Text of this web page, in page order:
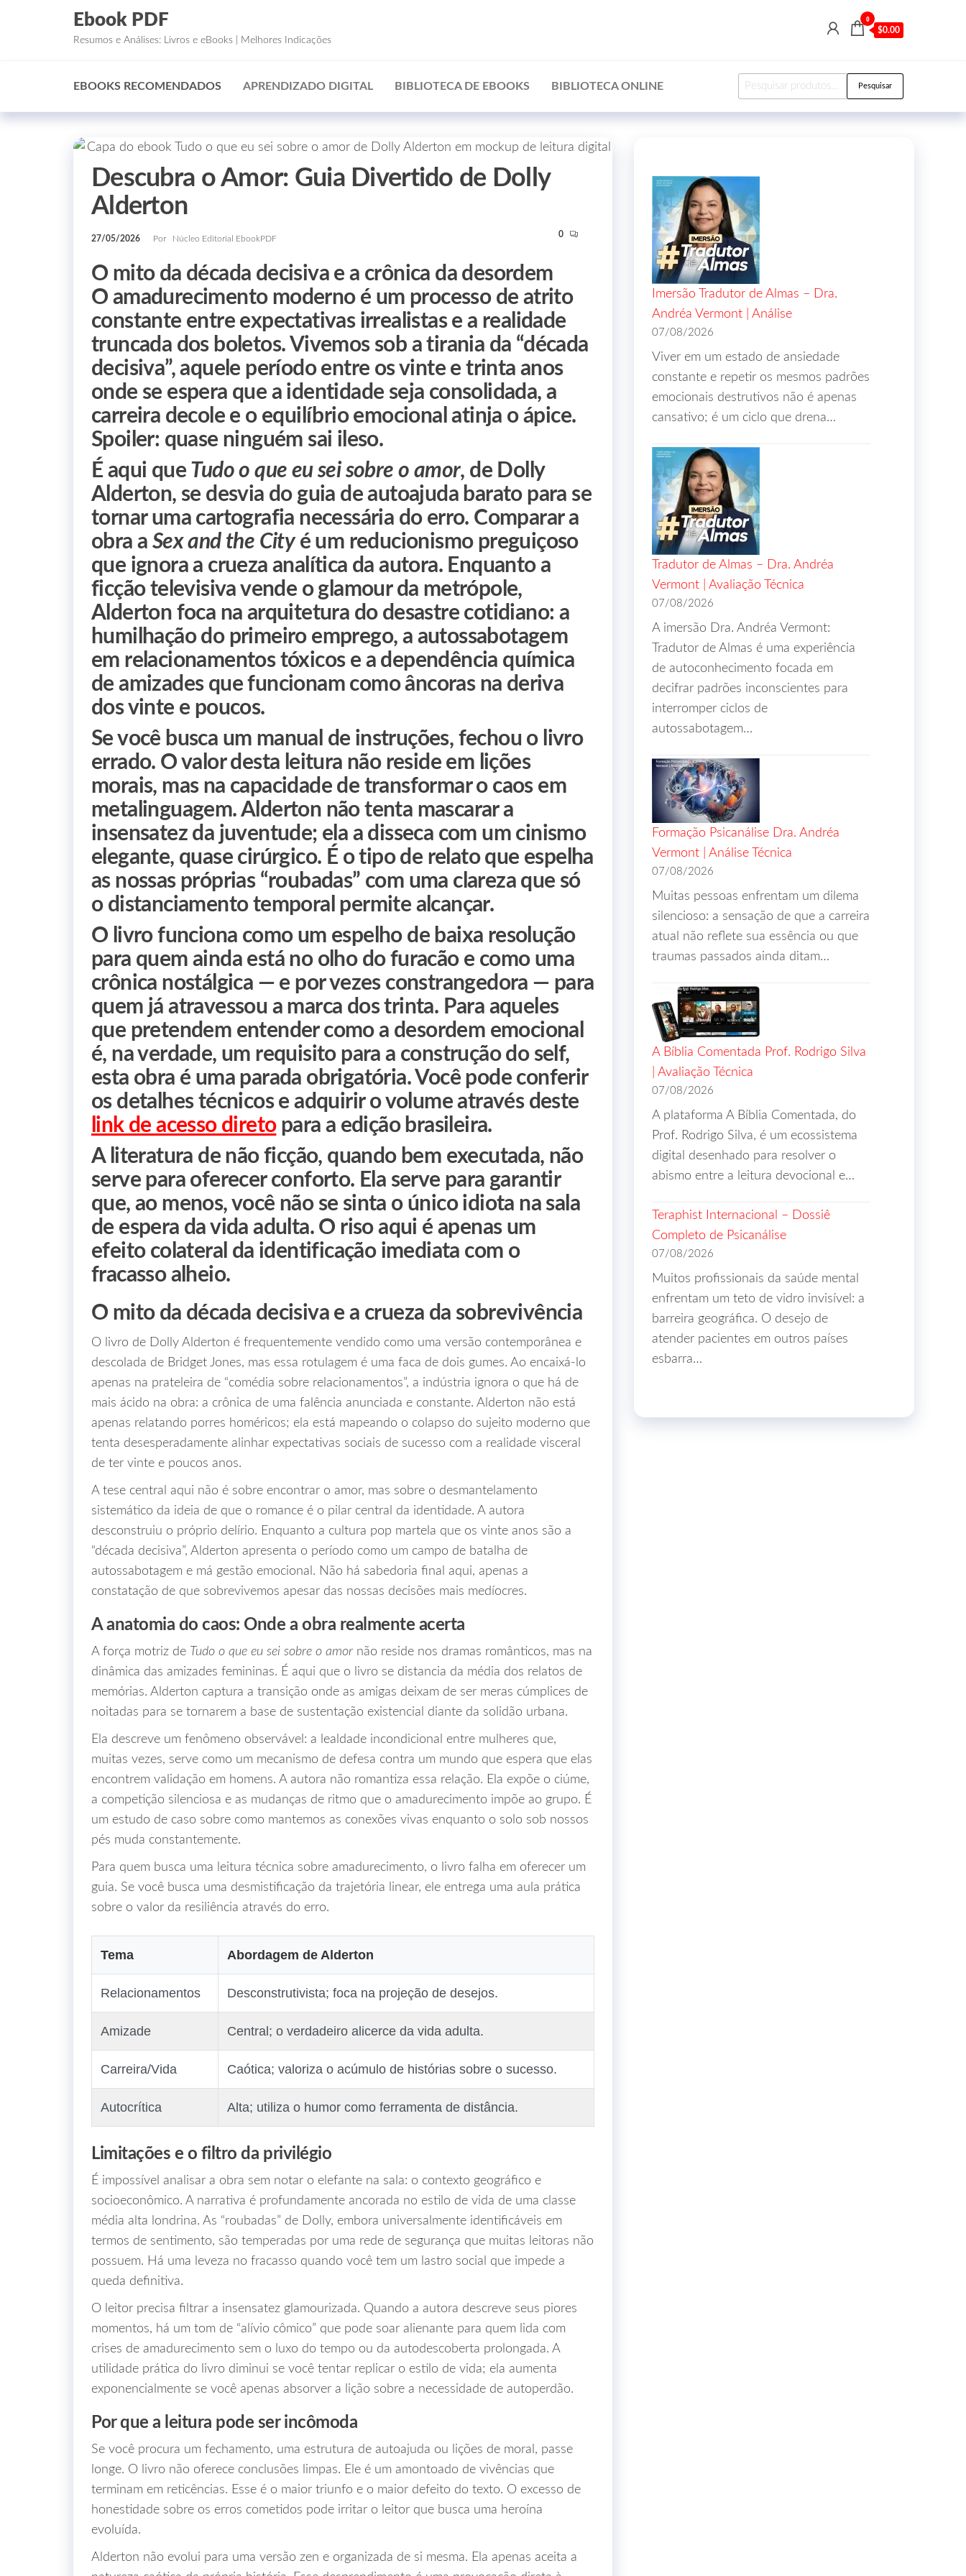
Ebook PDF
Resumos e Análises: Livros e eBooks | Melhores Indicações
0
$0.00
EBOOKS RECOMENDADOS APRENDIZADO DIGITAL BIBLIOTECA DE EBOOKS BIBLIOTECA ONLINE Pesquisar
Descubra o Amor: Guia Divertido de Dolly
Alderton
27/05/2026 Por Núcleo Editorial EbookPDF 0
O mito da década decisiva e a crônica da desordem
O amadurecimento moderno é um processo de atrito
constante entre expectativas irrealistas e a realidade
truncada dos boletos. Vivemos sob a tirania da “década
decisiva”, aquele período entre os vinte e trinta anos
onde se espera que a identidade seja consolidada, a
carreira decole e o equilíbrio emocional atinja o ápice.
Spoiler: quase ninguém sai ileso.
É aqui que Tudo o que eu sei sobre o amor, de Dolly
Alderton, se desvia do guia de autoajuda barato para se
tornar uma cartografia necessária do erro. Comparar a
obra a Sex and the Cityé um reducionismo preguiçoso
que ignora a crueza analítica da autora. Enquanto a
ficção televisiva vende o glamour da metrópole,
Alderton foca na arquitetura do desastre cotidiano: a
humilhação do primeiro emprego, a autossabotagem
em relacionamentos tóxicos e a dependência química
de amizades que funcionam como âncoras na deriva
dos vinte e poucos.
Se você busca um manual de instruções, fechou o livro
errado. O valor desta leitura não reside em lições
morais, mas na capacidade de transformar o caos em
metalinguagem. Alderton não tenta mascarar a
insensatez da juventude; ela a disseca com um cinismo
elegante, quase cirúrgico. É o tipo de relato que espelha
as nossas próprias “roubadas” com uma clareza que só
o distanciamento temporal permite alcançar.
O livro funciona como um espelho de baixa resolução
para quem ainda está no olho do furacão e como uma
crônica nostálgica — e por vezes constrangedora — para
quem já atravessou a marca dos trinta. Para aqueles
que pretendem entender como a desordem emocional
é, na verdade, um requisito para a construção do self,
esta obra é uma parada obrigatória. Você pode conferir
os detalhes técnicos e adquirir o volume através deste
link de acesso diretopara a edição brasileira.
A literatura de não ficção, quando bem executada, não
serve para oferecer conforto. Ela serve para garantir
que, ao menos, você não se sinta o único idiota na sala
de espera da vida adulta. O riso aqui é apenas um
efeito colateral da identificação imediata com o
fracasso alheio.
O mito da década decisiva e a crueza da sobrevivência
O livro de Dolly Alderton é frequentemente vendido como uma versão contemporânea e
descolada de Bridget Jones, mas essa rotulagem é uma faca de dois gumes. Ao encaixá-lo
apenas na prateleira de “comédia sobre relacionamentos”, a indústria ignora o que há de
mais ácido na obra: a crônica de uma falência anunciada e constante. Alderton não está
apenas relatando porres homéricos; ela está mapeando o colapso do sujeito moderno que
tenta desesperadamente alinhar expectativas sociais de sucesso com a realidade visceral
de ter vinte e poucos anos.
A tese central aqui não é sobre encontrar o amor, mas sobre o desmantelamento
sistemático da ideia de que o romance é o pilar central da identidade. A autora
desconstruiu o próprio delírio. Enquanto a cultura pop martela que os vinte anos são a
“década decisiva”, Alderton apresenta o período como um campo de batalha de
autossabotagem e má gestão emocional. Não há sabedoria final aqui, apenas a
constatação de que sobrevivemos apesar das nossas decisões mais medíocres.
A anatomia do caos: Onde a obra realmente acerta
A força motriz de Tudo o que eu sei sobre o amor não reside nos dramas românticos, mas na
dinâmica das amizades femininas. É aqui que o livro se distancia da média dos relatos de
memórias. Alderton captura a transição onde as amigas deixam de ser meras cúmplices de
noitadas para se tornarem a base de sustentação existencial diante da solidão urbana.
Ela descreve um fenômeno observável: a lealdade incondicional entre mulheres que,
muitas vezes, serve como um mecanismo de defesa contra um mundo que espera que elas
encontrem validação em homens. A autora não romantiza essa relação. Ela expõe o ciúme,
a competição silenciosa e as mudanças de ritmo que o amadurecimento impõe ao grupo. É
um estudo de caso sobre como mantemos as conexões vivas enquanto o solo sob nossos
pés muda constantemente.
Para quem busca uma leitura técnica sobre amadurecimento, o livro falha em oferecer um
guia. Se você busca uma desmistificação da trajetória linear, ele entrega uma aula prática
sobre o valor da resiliência através do erro.
Tema Abordagem de Alderton
Relacionamentos Desconstrutivista; foca na projeção de desejos.
Amizade Central; o verdadeiro alicerce da vida adulta.
Carreira/Vida Caótica; valoriza o acúmulo de histórias sobre o sucesso.
Autocrítica Alta; utiliza o humor como ferramenta de distância.
Limitações e o filtro da privilégio
É impossível analisar a obra sem notar o elefante na sala: o contexto geográfico e
socioeconômico. A narrativa é profundamente ancorada no estilo de vida de uma classe
média alta londrina. As “roubadas” de Dolly, embora universalmente identificáveis em
termos de sentimento, são temperadas por uma rede de segurança que muitas leitoras não
possuem. Há uma leveza no fracasso quando você tem um lastro social que impede a
queda definitiva.
O leitor precisa filtrar a insensatez glamourizada. Quando a autora descreve seus piores
momentos, há um tom de “alívio cômico” que pode soar alienante para quem lida com
crises de amadurecimento sem o luxo do tempo ou da autodescoberta prolongada. A
utilidade prática do livro diminui se você tentar replicar o estilo de vida; ela aumenta
exponencialmente se você apenas absorver a lição sobre a necessidade de autoperdão.
Por que a leitura pode ser incômoda
Se você procura um fechamento, uma estrutura de autoajuda ou lições de moral, passe
longe. O livro não oferece conclusões limpas. Ele é um amontoado de vivências que
terminam em reticências. Esse é o maior triunfo e o maior defeito do texto. O excesso de
honestidade sobre os erros cometidos pode irritar o leitor que busca uma heroína
evoluída.
Alderton não evolui para uma versão zen e organizada de si mesma. Ela apenas aceita a
Imersão Tradutor de Almas – Dra.
Andréa Vermont | Análise
07/08/2026
Viver em um estado de ansiedade
constante e repetir os mesmos padrões
emocionais destrutivos não é apenas
cansativo; é um ciclo que drena…
Tradutor de Almas – Dra. Andréa
Vermont | Avaliação Técnica
07/08/2026
A imersão Dra. Andréa Vermont:
Tradutor de Almas é uma experiência
de autoconhecimento focada em
decifrar padrões inconscientes para
interromper ciclos de
autossabotagem…
Formação Psicanálise Dra. Andréa
Vermont | Análise Técnica
07/08/2026
Muitas pessoas enfrentam um dilema
silencioso: a sensação de que a carreira
atual não reflete sua essência ou que
traumas passados ainda ditam…
A Bíblia Comentada Prof. Rodrigo Silva
| Avaliação Técnica
07/08/2026
A plataforma A Bíblia Comentada, do
Prof. Rodrigo Silva, é um ecossistema
digital desenhado para resolver o
abismo entre a leitura devocional e…
Teraphist Internacional – Dossiê
Completo de Psicanálise
07/08/2026
Muitos profissionais da saúde mental
enfrentam um teto de vidro invisível: a
barreira geográfica. O desejo de
atender pacientes em outros países
esbarra…